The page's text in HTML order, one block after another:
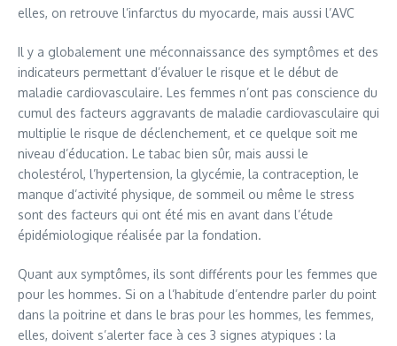
elles, on retrouve l’infarctus du myocarde, mais aussi l’AVC
Il y a globalement une méconnaissance des symptômes et des
indicateurs permettant d’évaluer le risque et le début de
maladie cardiovasculaire. Les femmes n’ont pas conscience du
cumul des facteurs aggravants de maladie cardiovasculaire qui
multiplie le risque de déclenchement, et ce quelque soit me
niveau d’éducation. Le tabac bien sûr, mais aussi le
cholestérol, l’hypertension, la glycémie, la contraception, le
manque d’activité physique, de sommeil ou même le stress
sont des facteurs qui ont été mis en avant dans l’étude
épidémiologique réalisée par la fondation.
Quant aux symptômes, ils sont différents pour les femmes que
pour les hommes. Si on a l’habitude d’entendre parler du point
dans la poitrine et dans le bras pour les hommes, les femmes,
elles, doivent s’alerter face à ces 3 signes atypiques : la